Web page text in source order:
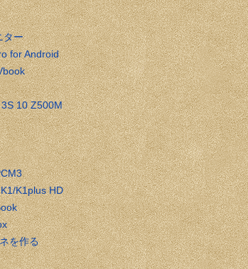
ター
for Android
10 Z500M
K1plus HD
を作る